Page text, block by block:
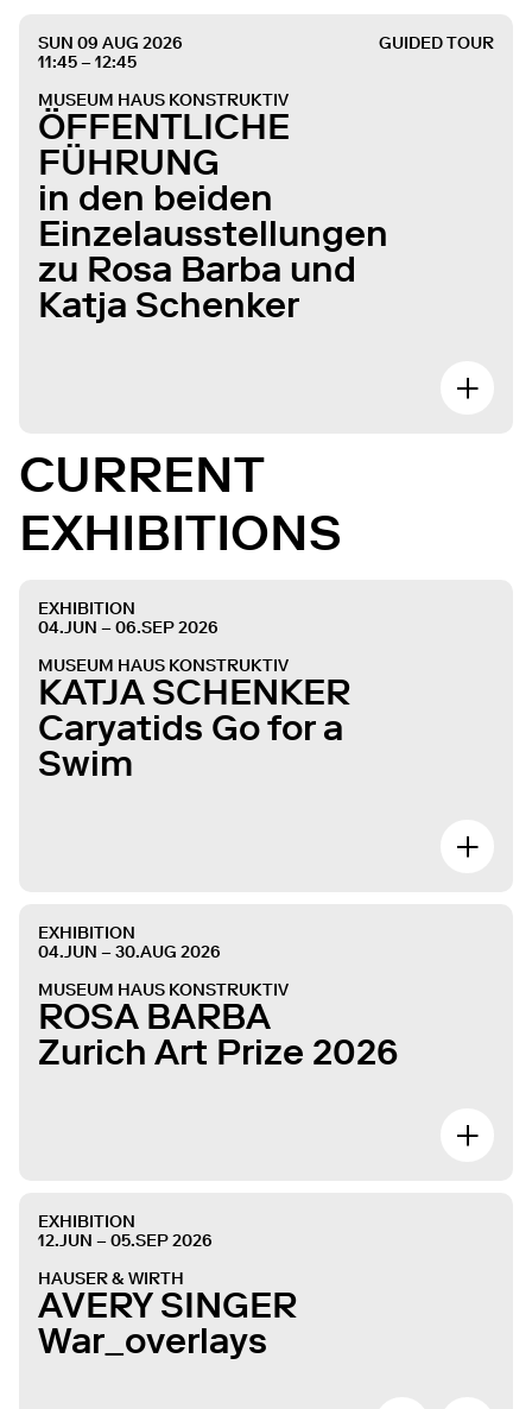
SUN 09 AUG 2026
11:45 – 12:45
GUIDED TOUR
MUSEUM HAUS KONSTRUKTIV
ÖFFENTLICHE
FÜHRUNG
in den beiden
Einzelausstellungen
zu Rosa Barba und
Katja Schenker
CURRENT
EXHIBITIONS
EXHIBITION
04.JUN – 06.SEP 2026
MUSEUM HAUS KONSTRUKTIV
KATJA SCHENKER
Caryatids Go for a
Swim
EXHIBITION
04.JUN – 30.AUG 2026
MUSEUM HAUS KONSTRUKTIV
ROSA BARBA
Zurich Art Prize 2026
EXHIBITION
12.JUN – 05.SEP 2026
HAUSER & WIRTH
AVERY SINGER
War_overlays